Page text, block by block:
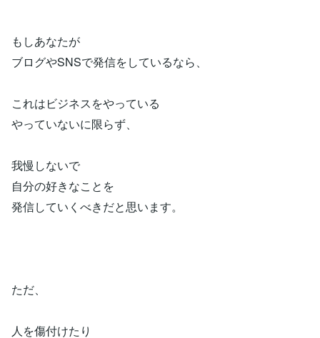
もしあなたが
ブログやSNSで発信をしているなら、
これはビジネスをやっている
やっていないに限らず、
我慢しないで
自分の好きなことを
発信していくべきだと思います。
ただ、
人を傷付けたり